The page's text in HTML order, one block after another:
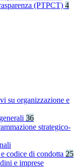
(PTPCT) 4
su organizzazione e
36
strategico-
codice di condotta 25
e imprese